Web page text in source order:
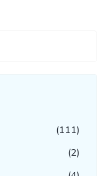
(111)
(2)